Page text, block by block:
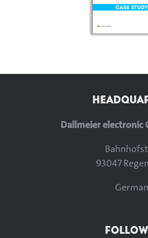
Dallmeier electronic
93047